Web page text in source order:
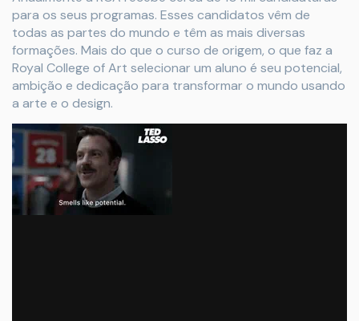
para os seus programas. Esses candidatos vêm de
todas as partes do mundo e têm as mais diversas
formações. Mais do que o curso de origem, o que faz a
Royal College of Art selecionar um aluno é seu potencial,
ambição e dedicação para transformar o mundo usando
a arte e o design.